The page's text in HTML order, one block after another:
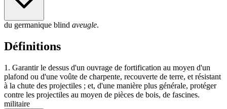
du germanique blind aveugle.
Définitions
1. Garantir le dessus d'un ouvrage de fortification au moyen d'un
plafond ou d'une voûte de charpente, recouverte de terre, et résistant
à la chute des projectiles ; et, d'une manière plus générale, protéger
contre les projectiles au moyen de pièces de bois, de fascines.
militaire